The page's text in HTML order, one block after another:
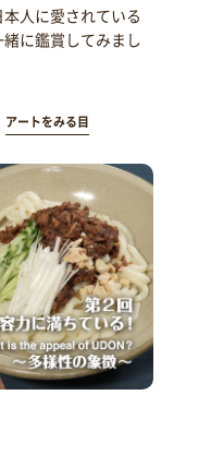
人に愛されている
に鑑賞してみまし
アートをみる目